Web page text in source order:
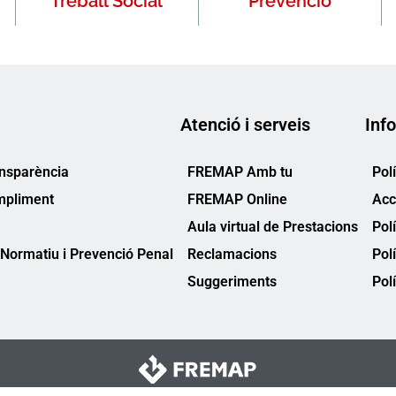
i Prevenció Penal
Atenció i serveis
FREMAP Amb tu
FREMAP Online
Aula virtual de Prestacions
Reclamacions
Suggeriments